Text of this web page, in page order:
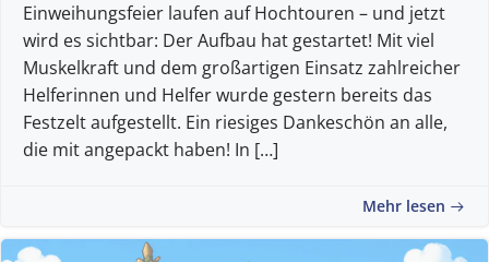
Einweihungsfeier laufen auf Hochtouren – und jetzt
wird es sichtbar: Der Aufbau hat gestartet! Mit viel
Muskelkraft und dem großartigen Einsatz zahlreicher
Helferinnen und Helfer wurde gestern bereits das
Festzelt aufgestellt. Ein riesiges Dankeschön an alle,
die mit angepackt haben! In […]
Mehr lesen